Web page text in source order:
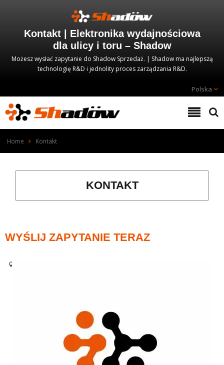
Kontakt | Elektronika wydajnościowa
dla ulicy i toru – Shadow
Możesz wysłać zapytanie do Shadow Sprzedaż. | Shadow ma najlepszą
technologię R&D i jednolity proces zarządzania R&D.
Polska
Home Kontakt
KONTAKT
WYŚLIJ ZAPYTANIE TERAZ